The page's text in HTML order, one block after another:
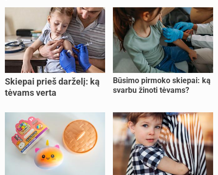
Skiepai prieš darželį: ką
tėvams verta
Būsimo pirmoko skiepai: ką
svarbu žinoti tėvams?